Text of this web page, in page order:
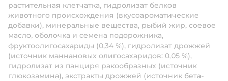
растительная клетчатка, гидролизат белков
животного происхождения (вкусоароматические
добавки), минеральные вещества, рыбий жир, соевое
масло, оболочка и семена подорожника,
фруктоолигосахариды (0,34 %), гидролизат дрожжей
(источник мaннановых олигосахаридов: 0,05 %),
гидролизат из панциря ракообразных (источник
глюкозамина), экстракты дрожжей (источник бета-